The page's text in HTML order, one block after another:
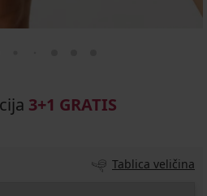
3+1 GRATIS
Tablica veličina